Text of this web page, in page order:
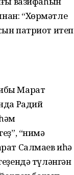
“Хөрмәтле
патриот итеп
Марат
Радий
“нимә
Салмаев иһә
түләнгән